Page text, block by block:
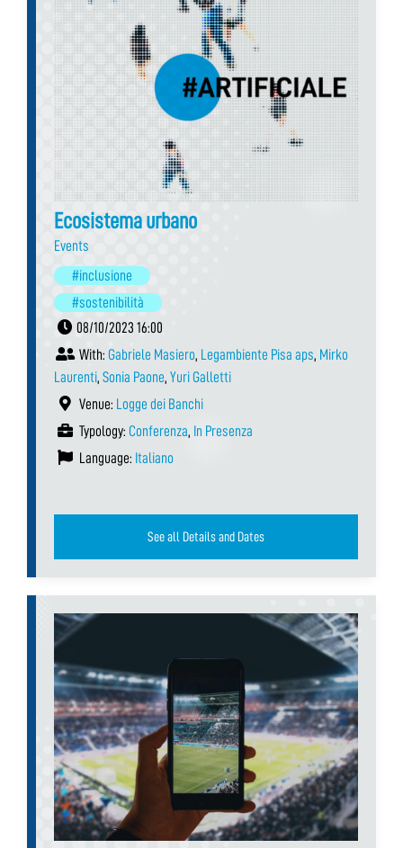
Ecosistema urbano
Events
#inclusione
#sostenibilità
08/10/2023 16:00
With: Gabriele Masiero, Legambiente Pisa aps, Mirko
Laurenti, Sonia Paone, Yuri Galletti
Venue: Logge dei Banchi
Typology: Conferenza, In Presenza
Language: Italiano
See all Details and Dates